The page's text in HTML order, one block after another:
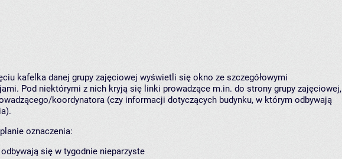
kafelka danej grupy zajęciowej wyświetli się okno ze szczegółowymi
Pod niektórymi z nich kryją się linki prowadzące m.in. do strony grupy zajęciowej,
koordynatora (czy informacji dotyczących budynku, w którym odbywają
oznaczenia:
się w tygodnie nieparzyste